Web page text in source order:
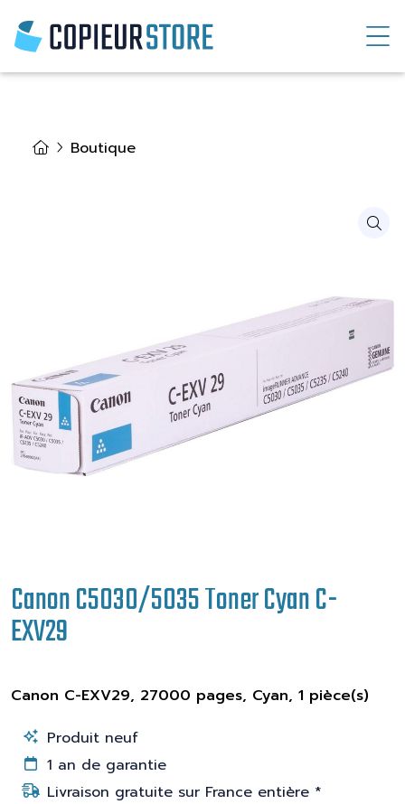
Boutique
Canon C5030/5035 Toner Cyan C-
EXV29
Canon C-EXV29, 27000 pages, Cyan, 1 pièce(s)
Produit neuf
1 an de garantie
Livraison gratuite sur France entière *